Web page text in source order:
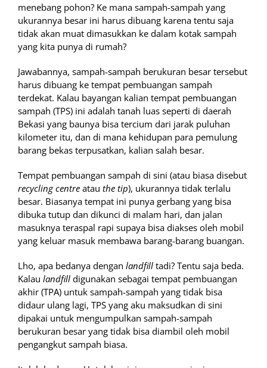
menebang pohon? Ke mana sampah-sampah yang
ukurannya besar ini harus dibuang karena tentu saja
tidak akan muat dimasukkan ke dalam kotak sampah
yang kita punya di rumah?
Jawabannya, sampah-sampah berukuran besar tersebut
harus dibuang ke tempat pembuangan sampah
terdekat. Kalau bayangan kalian tempat pembuangan
sampah (TPS) ini adalah tanah luas seperti di daerah
Bekasi yang baunya bisa tercium dari jarak puluhan
kilometer itu, dan di mana kehidupan para pemulung
barang bekas terpusatkan, kalian salah besar.
Tempat pembuangan sampah di sini (atau biasa disebut
recycling centre atau the tip), ukurannya tidak terlalu
besar. Biasanya tempat ini punya gerbang yang bisa
dibuka tutup dan dikunci di malam hari, dan jalan
masuknya teraspal rapi supaya bisa diakses oleh mobil
yang keluar masuk membawa barang-barang buangan.
Lho, apa bedanya dengan landfill tadi? Tentu saja beda.
Kalau landfill digunakan sebagai tempat pembuangan
akhir (TPA) untuk sampah-sampah yang tidak bisa
didaur ulang lagi, TPS yang aku maksudkan di sini
dipakai untuk mengumpulkan sampah-sampah
berukuran besar yang tidak bisa diambil oleh mobil
pengangkut sampah biasa.